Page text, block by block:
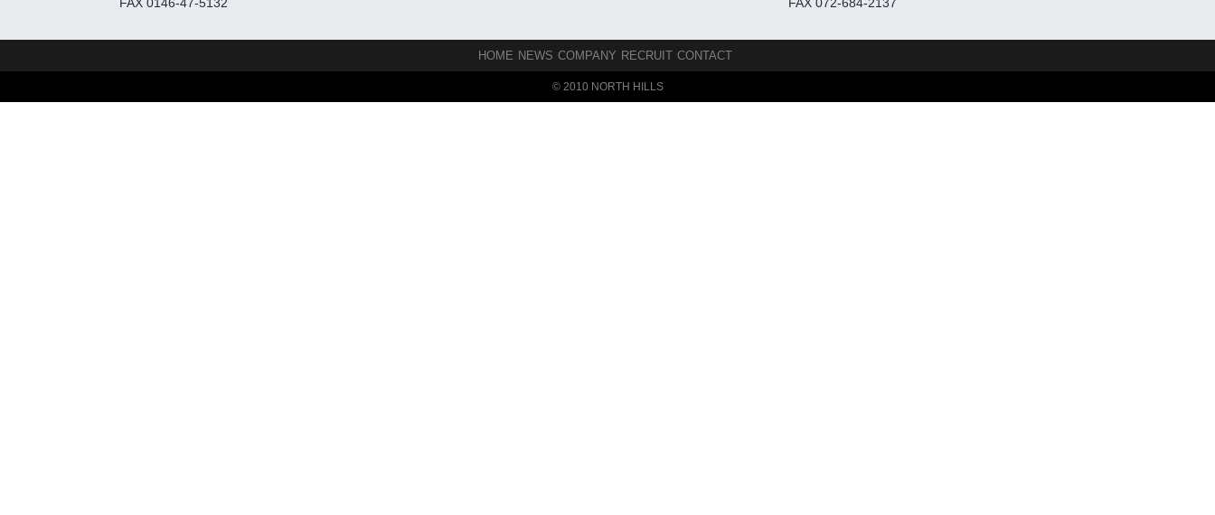
FAX 0146-47-5132
FAX 072-684-2137
HOME NEWS COMPANY RECRUIT CONTACT
© 2010 NORTH HILLS